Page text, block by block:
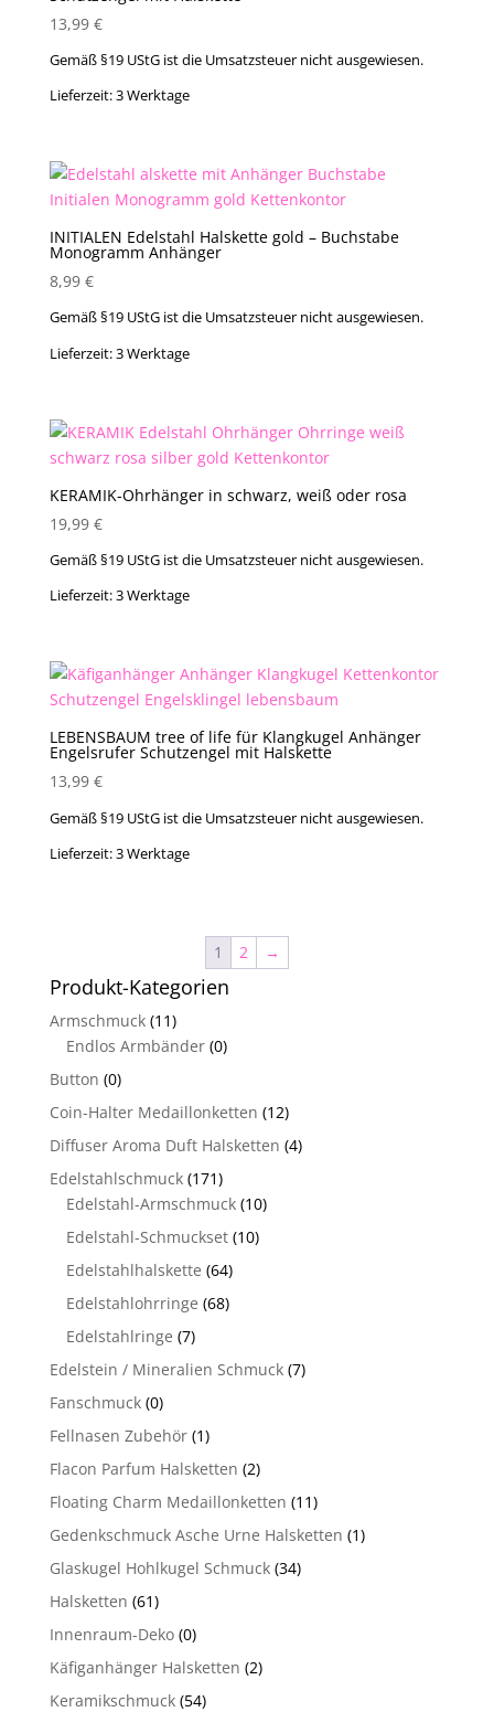
13,99 €
Gemäß §19 UStG ist die Umsatzsteuer nicht ausgewiesen.
Lieferzeit:3 Werktage
INITIALEN Edelstahl Halskette gold – Buchstabe
Monogramm Anhänger
8,99 €
Gemäß §19 UStG ist die Umsatzsteuer nicht ausgewiesen.
Lieferzeit:3 Werktage
KERAMIK-Ohrhänger in schwarz, weiß oder rosa
19,99 €
Gemäß §19 UStG ist die Umsatzsteuer nicht ausgewiesen.
Lieferzeit:3 Werktage
LEBENSBAUM tree of life für Klangkugel Anhänger
Engelsrufer Schutzengel mit Halskette
13,99 €
Gemäß §19 UStG ist die Umsatzsteuer nicht ausgewiesen.
Lieferzeit:3 Werktage
1 2 →
Produkt-Kategorien
Armschmuck (11)
Endlos Armbänder (0)
Button (0)
Coin-Halter Medaillonketten (12)
Diffuser Aroma Duft Halsketten (4)
Edelstahlschmuck (171)
Edelstahl-Armschmuck (10)
Edelstahl-Schmuckset (10)
Edelstahlhalskette (64)
Edelstahlohrringe (68)
Edelstahlringe (7)
Edelstein / Mineralien Schmuck (7)
Fanschmuck (0)
Fellnasen Zubehör (1)
Flacon Parfum Halsketten (2)
Floating Charm Medaillonketten (11)
Gedenkschmuck Asche Urne Halsketten (1)
Glaskugel Hohlkugel Schmuck (34)
Halsketten (61)
Innenraum-Deko (0)
Käfiganhänger Halsketten (2)
Keramikschmuck (54)